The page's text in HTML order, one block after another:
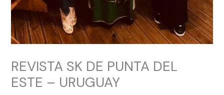
REVISTA SK DE PUNTA DEL
ESTE – URUGUAY